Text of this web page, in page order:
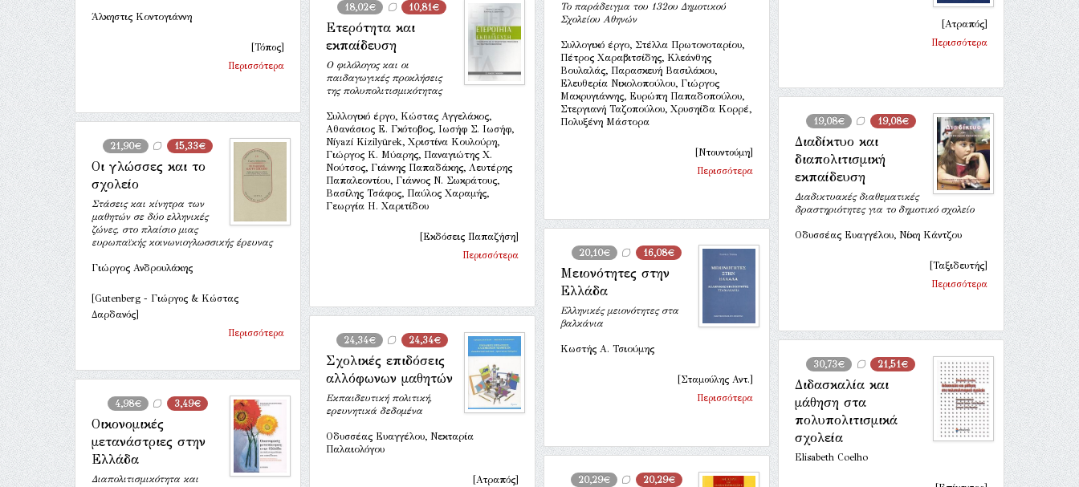
Το παράδειγμα του 132ου Δημοτικού
Σχολείου Αθηνών
Συλλογικό έργο, Στέλλα Πρωτονοταρίου,
Πέτρος Χαραβιτσίδης, Κλεάνθης
Βουλαλάς, Παρασκευή Βασιλάκου,
Ελευθερία Νικολοπούλου, Γιώργος
Μακρυγιάννης, Ευρώπη Παπαδοπούλου,
Στεργιανή Ταζοπούλου, Χρυσηίδα Κορρέ,
Πολυξένη Μάστορα
[Ντουντούμη]
Περισσότερα
Άλκηστις Κοντογιάννη
[Τόπος]
Περισσότερα
[Ατραπός]
Περισσότερα
18,02€ 10,81€
Ετερότητα και
εκπαίδευση
Ο φιλόλογος και οι
παιδαγωγικές προκλήσεις
της πολυπολιτισμικότητας
Συλλογικό έργο, Κώστας Αγγελάκος,
Αθανάσιος Ε. Γκότοβος, Ιωσήφ Σ. Ιωσήφ,
Níyazí Kizilyürek, Χριστίνα Κουλούρη,
Γιώργος Κ. Μύαρης, Παναγιώτης Χ.
Νούτσος, Γιάννης Παπαδάκης, Λευτέρης
Παπαλεοντίου, Γιάννος Ν. Σωκράτους,
Βασίλης Τσάφος, Παύλος Χαραμής,
Γεωργία Η. Χαριτίδου
[Εκδόσεις Παπαζήση]
Περισσότερα
19,08€ 19,08€
Διαδίκτυο και
διαπολιτισμική
εκπαίδευση
Διαδικτυακές διαθεματικές
δραστηριότητες για το δημοτικό σχολείο
Οδυσσέας Ευαγγέλου, Νίκη Κάντζου
[Ταξιδευτής]
Περισσότερα
21,90€ 15,33€
Οι γλώσσες και το
σχολείο
Στάσεις και κίνητρα των
μαθητών σε δύο ελληνικές
ζώνες, στο πλαίσιο μιας
ευρωπαϊκής κοινωνιογλωσσικής έρευνας
Γιώργος Ανδρουλάκης
[Gutenberg - Γιώργος & Κώστας
Δαρδανός]
Περισσότερα
20,10€ 16,08€
Μειονότητες στην
Ελλάδα
Ελληνικές μειονότητες στα
βαλκάνια
Κωστής Α. Τσιούμης
[Σταμούλης Αντ.]
Περισσότερα
24,34€ 24,34€
Σχολικές επιδόσεις
αλλόφωνων μαθητών
Εκπαιδευτική πολιτική,
ερευνητικά δεδομένα
Οδυσσέας Ευαγγέλου, Νεκταρία
Παλαιολόγου
[Ατραπός]
30,73€ 21,51€
Διδασκαλία και
μάθηση στα
πολυπολιτισμικά
σχολεία
Elisabeth Coelho
4,98€ 3,49€
Οικονομικές
μετανάστριες στην
Ελλάδα
Διαπολιτισμικότητα και
20,29€ 20,29€